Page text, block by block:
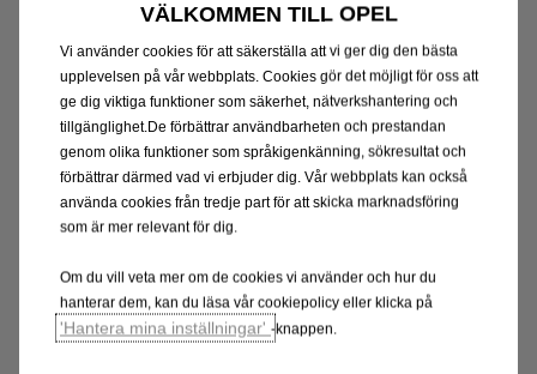
VÄLKOMMEN TILL OPEL
Vi använder cookies för att säkerställa att vi ger dig den bästa
upplevelsen på vår webbplats. Cookies gör det möjligt för oss att
ge dig viktiga funktioner som säkerhet, nätverkshantering och
tillgänglighet.De förbättrar användbarheten och prestandan
genom olika funktioner som språkigenkänning, sökresultat och
förbättrar därmed vad vi erbjuder dig. Vår webbplats kan också
använda cookies från tredje part för att skicka marknadsföring
som är mer relevant för dig.
Om du vill veta mer om de cookies vi använder och hur du
hanterar dem, kan du läsa vår cookiepolicy eller klicka på
'Hantera mina inställningar' -knappen.